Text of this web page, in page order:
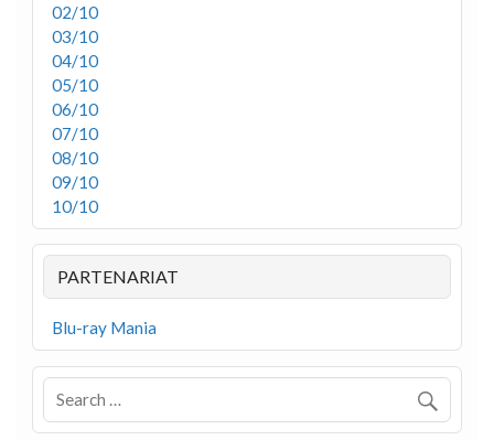
02/10
03/10
04/10
05/10
06/10
07/10
08/10
09/10
10/10
PARTENARIAT
Blu-ray Mania